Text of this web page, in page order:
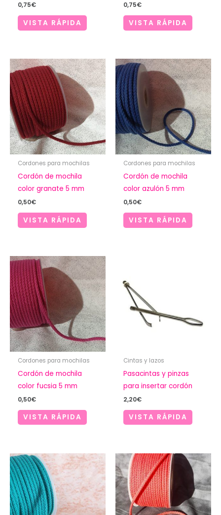
0,75€
VISTA RÁPIDA
0,75€
VISTA RÁPIDA
Cordones para mochilas
Cordón de mochila
color granate 5 mm
0,50€
VISTA RÁPIDA
Cordones para mochilas
Cordón de mochila
color azulón 5 mm
0,50€
VISTA RÁPIDA
Cordones para mochilas
Cordón de mochila
color fucsia 5 mm
0,50€
VISTA RÁPIDA
Cintas y lazos
Pasacintas y pinzas
para insertar cordón
2,20€
VISTA RÁPIDA